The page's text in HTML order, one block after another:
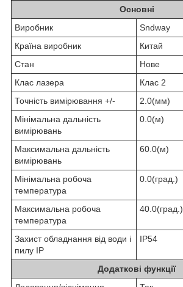
Основні
Виробник
Sndway
Країна виробник
Китай
Стан
Нове
Клас лазера
Клас 2
Точність вимірювання +/-
2.0(мм)
Мінімальна дальність
вимірювань
0.0(м)
Максимальна дальність
вимірювань
60.0(м)
Мінімальна робоча
температура
0.0(град.)
Максимальна робоча
температура
40.0(град.)
Захист обладнання від води і
пилу IP
IP54
Додаткові функції